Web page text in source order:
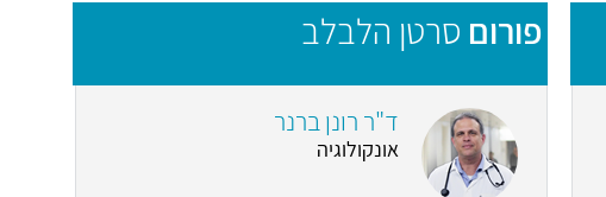
פורום סרטן הלבלב
ד"ר רונן ברנר
אונקולוגיה